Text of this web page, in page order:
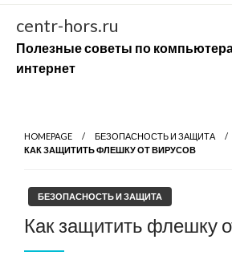
Skip
content
centr-hors.ru
Полезные советы по
интернет
HOMEPAGE
БЕЗОПАСНОСТЬ И ЗАЩИТА
КАК ЗАЩИТИТЬ ФЛЕШКУ ОТ ВИРУСОВ
БЕЗОПАСНОСТЬ И ЗАЩИТА
Как защитить флешку